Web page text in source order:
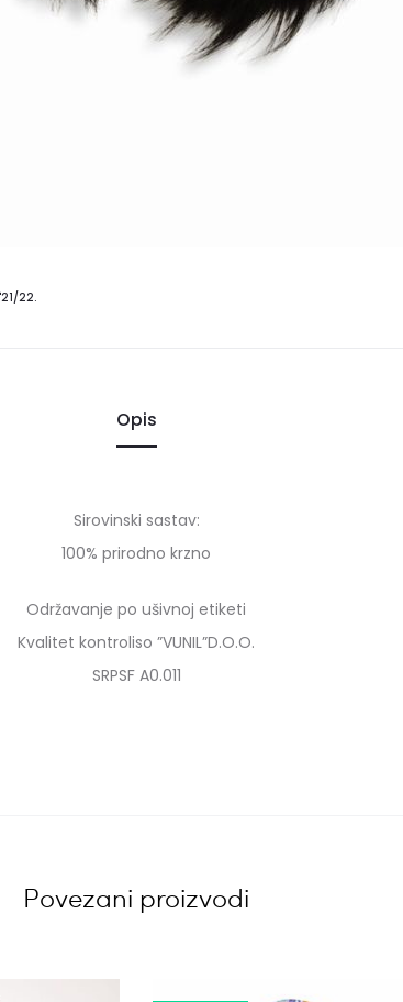
22.
Opis
Sirovinski sastav:
100% prirodno krzno
Održavanje po ušivnoj etiketi
Kvalitet kontroliso ”VUNIL”D.O.O.
SRPSF A0.011
Povezani proizvodi